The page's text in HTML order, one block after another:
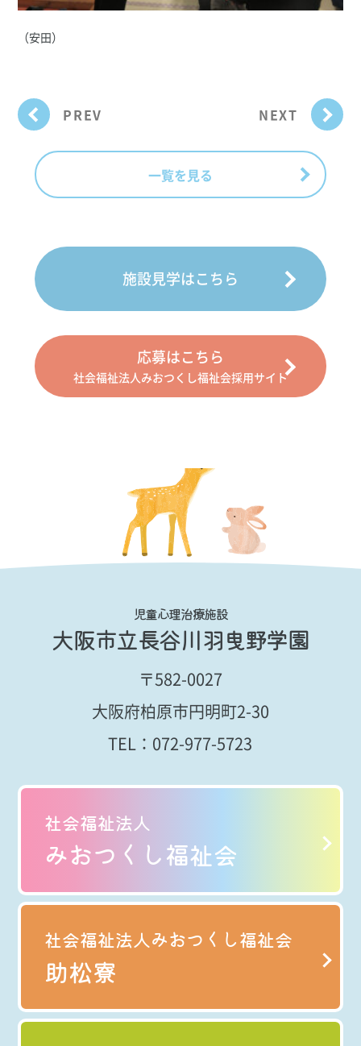
（安田）
PREV NEXT
一覧を見る
施設見学はこちら
応募はこちら
社会福祉法人みおつくし福祉会採用サイト
児童心理治療施設
大阪市立長谷川羽曳野学園
〒582-0027
大阪府柏原市円明町2-30
TEL： 072-977-5723
社会福祉法人
みおつくし福祉会
社会福祉法人みおつくし福祉会
助松寮